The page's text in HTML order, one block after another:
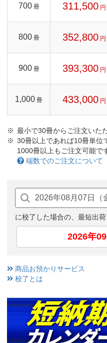
700 冊 311,500 円
800 冊 352,800 円
900 冊 393,300 円
1,000 冊 433,000 円
最小で30冊からご注文いた
30冊以上であれば10冊単位
1000冊以上もご注文可能で
端数でのご注文について
に校了した場合の、最短出
2026年09
商品お預かりサービス
校了とは